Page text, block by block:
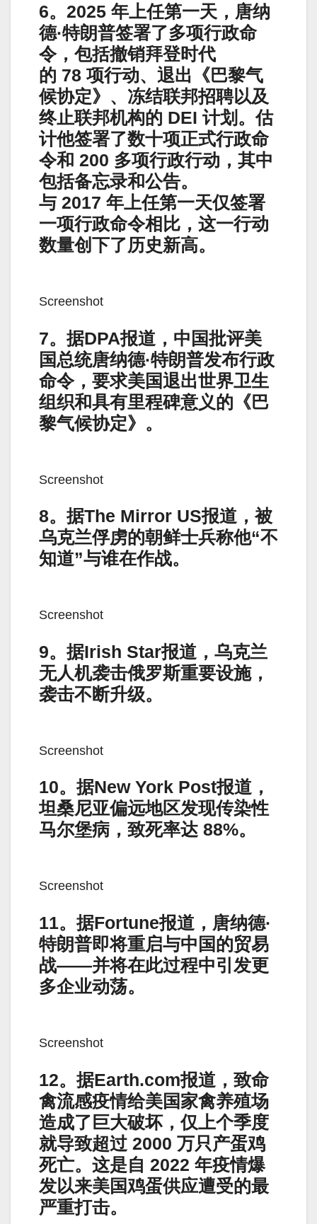
6。2025 年上任第一天，唐纳
德·特朗普签署了多项行政命
令，包括撤销拜登时代
的 78 项行动、退出《巴黎气
候协定》、冻结联邦招聘以及
终止联邦机构的 DEI 计划。估
计他签署了数十项正式行政命
令和 200 多项行政行动，其中
包括备忘录和公告。
与 2017 年上任第一天仅签署
一项行政命令相比，这一行动
数量创下了历史新高。
Screenshot
7。据DPA报道，中国批评美
国总统唐纳德·特朗普发布行政
命令，要求美国退出世界卫生
组织和具有里程碑意义的《巴
黎气候协定》。
Screenshot
8。据The Mirror US报道，被
乌克兰俘虏的朝鲜士兵称他“不
知道”与谁在作战。
Screenshot
9。据Irish Star报道，乌克兰
无人机袭击俄罗斯重要设施，
袭击不断升级。
Screenshot
10。据New York Post报道，
坦桑尼亚偏远地区发现传染性
马尔堡病，致死率达 88%。
Screenshot
11。据Fortune报道，唐纳德·
特朗普即将重启与中国的贸易
战——并将在此过程中引发更
多企业动荡。
Screenshot
12。据Earth.com报道，致命
禽流感疫情给美国家禽养殖场
造成了巨大破坏，仅上个季度
就导致超过 2000 万只产蛋鸡
死亡。这是自 2022 年疫情爆
发以来美国鸡蛋供应遭受的最
严重打击。